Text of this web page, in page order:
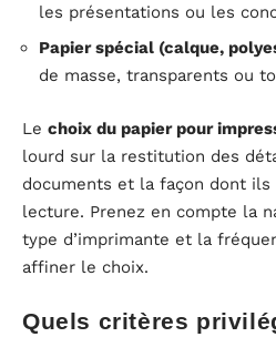
les présentations ou les
Papier spécial (calque,
de masse, transparents ou
Le choix du papier pour
lourd sur la restitution des
documents et la façon dont
lecture. Prenez en compte la
type d’imprimante et la
affiner le choix.
Quels critères